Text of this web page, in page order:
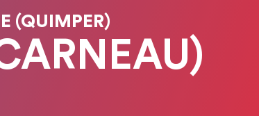
(QUIMPER)